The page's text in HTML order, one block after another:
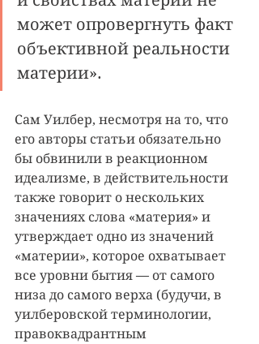
может опровергнуть факт
объективной реальности
материи».
Сам Уилбер, несмотря на то, что
его авторы статьи обязательно
бы обвинили в реакционном
идеализме, в действительности
также говорит о нескольких
значениях слова «материя» и
утверждает одно из значений
«материи», которое охватывает
все уровни бытия — от самого
низа до самого верха (будучи, в
уилберовской терминологии,
правоквадрантным